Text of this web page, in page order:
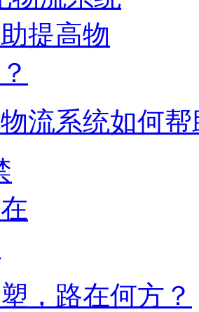
流系统如何
，路在何方？